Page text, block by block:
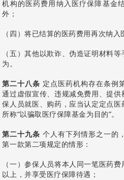
机构的医药费用纳入医疗保障基金
外；
（四）将已结算的医药费用再次纳入
（五）其他以欺诈、伪造证明材料
为。
第二十八条 定点医药机构存在条例
通过虚假宣传、违规减免费用、提
保人员就医、购药，应当认定定点
所称“以骗取医疗保障基金为目的”。
第二十九条 个人有下列情形之一的
第一款第二项规定的情形：
（一）参保人员将本人同一笔医药
以上，并享受医疗保障待遇；